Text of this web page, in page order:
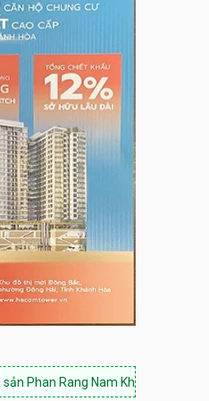
Nam Khánh Hòa, Hotline: